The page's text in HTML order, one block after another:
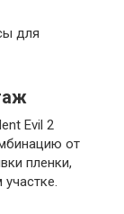
для
Evil 2
от
пленки,